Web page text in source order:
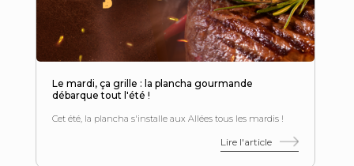
Le mardi, ça grille : la plancha gourmande
débarque tout l'été !
Cet été, la plancha s'installe aux Allées tous les mardis !
Lire l'article